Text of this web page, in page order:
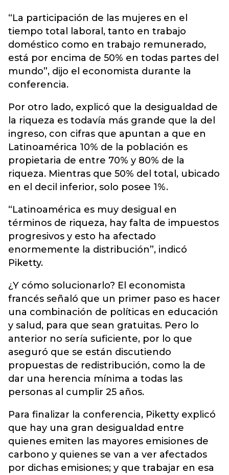
“La participación de las mujeres en el
tiempo total laboral, tanto en trabajo
doméstico como en trabajo remunerado,
está por encima de 50% en todas partes del
mundo”, dijo el economista durante la
conferencia.
Por otro lado, explicó que la desigualdad de
la riqueza es todavía más grande que la del
ingreso, con cifras que apuntan a que en
Latinoamérica 10% de la población es
propietaria de entre 70% y 80% de la
riqueza. Mientras que 50% del total, ubicado
en el decil inferior, solo posee 1%.
“Latinoamérica es muy desigual en
términos de riqueza, hay falta de impuestos
progresivos y esto ha afectado
enormemente la distribución”, indicó
Piketty.
¿Y cómo solucionarlo? El economista
francés señaló que un primer paso es hacer
una combinación de políticas en educación
y salud, para que sean gratuitas. Pero lo
anterior no sería suficiente, por lo que
aseguró que se están discutiendo
propuestas de redistribución, como la de
dar una herencia mínima a todas las
personas al cumplir 25 años.
Para finalizar la conferencia, Piketty explicó
que hay una gran desigualdad entre
quienes emiten las mayores emisiones de
carbono y quienes se van a ver afectados
por dichas emisiones; y que trabajar en esa